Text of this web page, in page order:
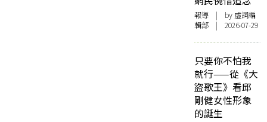
報導 | by 虛詞編
輯部 | 2026-07-29
只要你不怕我
就行——從《大
盜歌王》看邱
剛健女性形象
的誕生